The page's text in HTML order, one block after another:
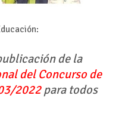
de la
del Concurso de
2022para todos